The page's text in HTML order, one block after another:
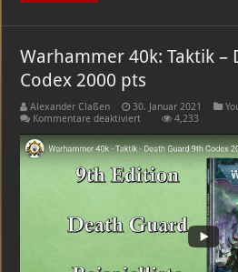
Warhammer 40k: Taktik –
Codex 2000 pts
Alexander Claßen 30. Januar 2021
Kommentare deaktiviertfür
40k:
Taktik
–
Death
2000
pts
4,233